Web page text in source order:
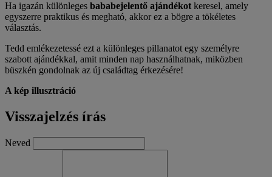
Ha igazán különleges bababejelentő ajándékot keresel, amely
egyszerre praktikus és megható, akkor ez a bögre a tökéletes
választás.
Tedd emlékezetessé ezt a különleges pillanatot egy személyre
szabott ajándékkal, amit minden nap használhatnak, miközben
büszkén gondolnak az új családtag érkezésére!
A kép illusztráció
Visszajelzés írás
Neved